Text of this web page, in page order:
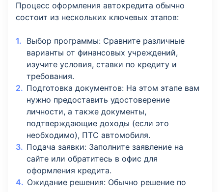
Процесс оформления автокредита обычно
состоит из нескольких ключевых этапов:
Выбор программы: Сравните различные
варианты от финансовых учреждений,
изучите условия, ставки по кредиту и
требования.
Подготовка документов: На этом этапе вам
нужно предоставить удостоверение
личности, а также документы,
подтверждающие доходы (если это
необходимо), ПТС автомобиля.
Подача заявки: Заполните заявление на
сайте или обратитесь в офис для
оформления кредита.
Ожидание решения: Обычно решение по